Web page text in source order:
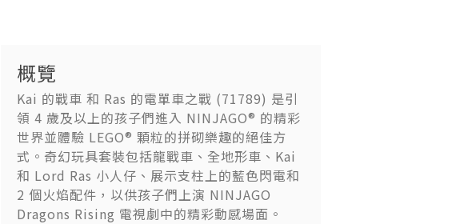
概覽
Kai 的戰車 和 Ras 的電單車之戰 (71789) 是引
領 4 歲及以上的孩子們進入 NINJAGO® 的精彩
世界並體驗 LEGO® 顆粒的拼砌樂趣的絕佳方
式。奇幻玩具套裝包括龍戰車、全地形車、Kai
和 Lord Ras 小人仔、展示支柱上的藍色閃電和
2 個火焰配件，以供孩子們上演 NINJAGO
Dragons Rising 電視劇中的精彩動感場面。